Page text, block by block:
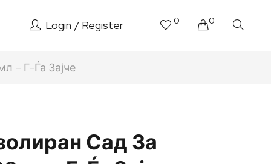
Login Register 0 0
– Г-Ѓа Зајче
Сад За